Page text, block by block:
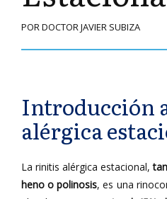
POR DOCTOR JAVIER SUBIZA
Introducción
alérgica
La rinitis alérgica estacional,
heno o polinosis, es una